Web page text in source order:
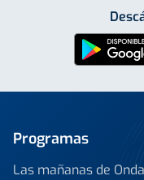
Programas
Las mañanas de